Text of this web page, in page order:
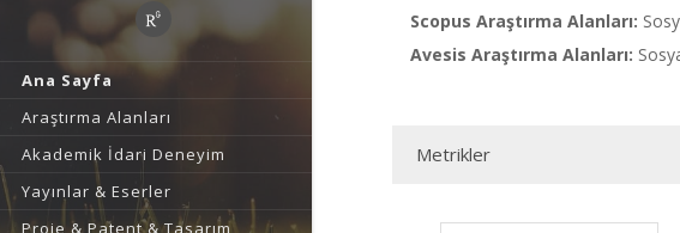
Ana Sayfa
Araştırma Alanları
Akademik İdari Deneyim
Yayınlar & Eserler
Proje & Patent & Tasarım
Scopus Araştırma Alanları:
Avesis Araştırma Alanları:
Metrikler